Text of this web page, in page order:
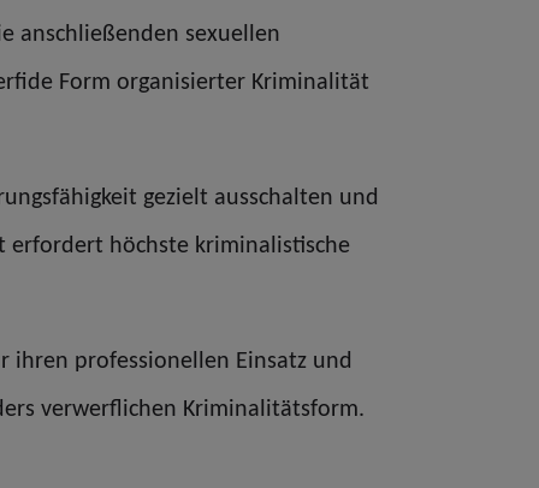
anschließenden sexuellen
Form organisierter Kriminalität
gezielt ausschalten und
erfordert höchste kriminalistische
ihren professionellen Einsatz und
verwerflichen Kriminalitätsform.